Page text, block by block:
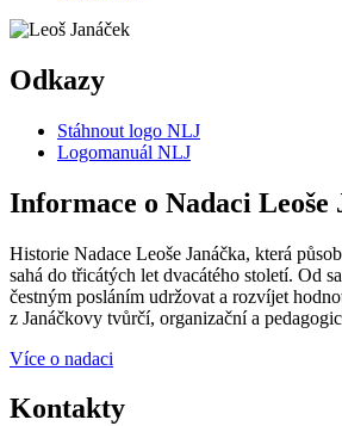
Odkazy
Stáhnout logo NLJ
Logomanuál NLJ
Informace o Nadaci Leoše
Historie Nadace Leoše Janáčka, která
sahá do třicátých let dvacátého století. Od
čestným posláním udržovat a rozvíjet
z Janáčkovy tvůrčí, organizační a
Více o nadaci
Kontakty